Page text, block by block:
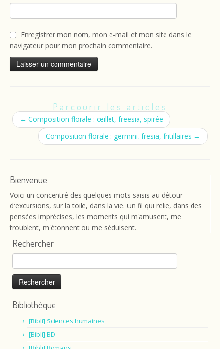
Enregistrer mon nom, mon e-mail et mon site dans le
navigateur pour mon prochain commentaire.
Parcourir les articles
← Composition florale : œillet, freesia, spirée
Composition florale : germini, fresia, fritillaires →
Bienvenue
Voici un concentré des quelques mots saisis au détour
d'excursions, sur la toile, dans la vie. Un fil qui relie, dans des
pensées imprécises, les moments qui m'amusent, me
troublent, m'étonnent ou me séduisent.
Rechercher
Rechercher :
Bibliothèque
[Bibli] Sciences humaines
[Bibli] BD